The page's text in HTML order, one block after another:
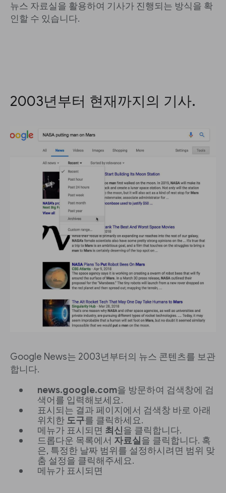
뉴스 자료실을 활용하여 기사가 진행되는 방식을 확
인할 수 있습니다.
2003년부터 현재까지의 기사.
Google News는 2003년부터의 뉴스 콘텐츠를 보관
합니다.
news.google.com을 방문하여 검색창에 검
색어를 입력해보세요.
표시되는 결과 페이지에서 검색창 바로 아래
위치한 도구를 클릭하세요.
메뉴가 표시되면 최신을 클릭합니다.
드롭다운 목록에서 자료실을 클릭합니다. 혹
은, 특정한 날짜 범위를 설정하시려면 범위 맞
춤 설정을 클릭해주세요.
메뉴가 표시되면